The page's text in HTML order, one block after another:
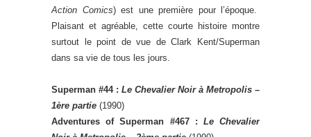
Action Comics) est une première pour l’époque.
Plaisant et agréable, cette courte histoire montre
surtout le point de vue de Clark Kent/Superman
dans sa vie de tous les jours.
Superman #44 : Le Chevalier Noir à Metropolis –
1ère partie (1990)
Adventures of Superman #467 : Le Chevalier